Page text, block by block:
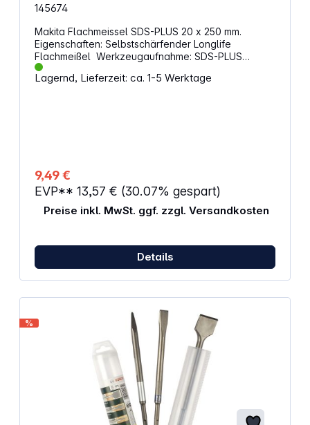
145674
Makita Flachmeissel SDS-PLUS 20 x 250 mm.
Eigenschaften: Selbstschärfender Longlife
Flachmeißel Werkzeugaufnahme: SDS-PLUS
Länge: 250 mm Breite: 20 mm Anwendung:
Allgemeine Meißel- und Abbrucharbeiten in Beton
Lagernd, Lieferzeit: ca. 1-5 Werktage
9,49 €
EVP** 13,57 € (30.07% gespart)
Preise inkl. MwSt. ggf. zzgl. Versandkosten
Details
%